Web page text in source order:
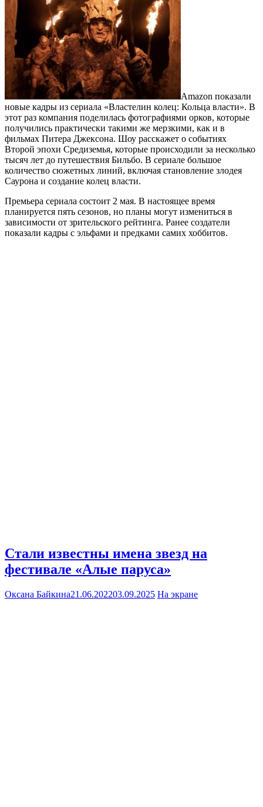
Amazon показали
новые кадры из сериала «Властелин колец: Кольца власти». В
этот раз компания поделилась фотографиями орков, которые
получились практически такими же мерзкими, как и в
фильмах Питера Джексона. Шоу расскажет о событиях
Второй эпохи Средиземья, которые происходили за несколько
тысяч лет до путешествия Бильбо. В сериале большое
количество сюжетных линий, включая становление злодея
Саурона и создание колец власти.
Премьера сериала состоит 2 мая. В настоящее время
планируется пять сезонов, но планы могут измениться в
зависимости от зрительского рейтинга. Ранее создатели
показали кадры с эльфами и предками самих хоббитов.
Стали известны имена звезд на
фестивале «Алые паруса»
Оксана Байкина21.06.202203.09.2025 На экране